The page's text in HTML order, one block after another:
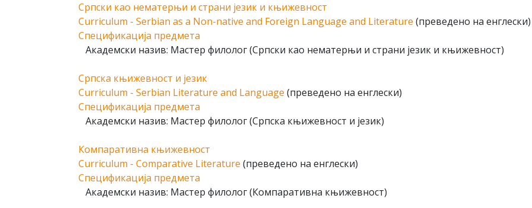
Српски као нематерњи и страни језик и књижевност
Curriculum - Serbian as a Non-native and Foreign Language and Literature (преведено на енглески)
Спецификација предмета
Академски назив: Мастер филолог (Српски као нематерњи и страни језик и књижевност)
Српска књижевност и језик
Curriculum - Serbian Literature and Language (преведено на енглески)
Спецификација предмета
Академски назив: Мастер филолог (Српска књижевност и језик)
Компаративна књижевност
Curriculum - Comparative Literature (преведено на енглески)
Спецификација предмета
Академски назив: Мастер филолог (Компаративна књижевност)